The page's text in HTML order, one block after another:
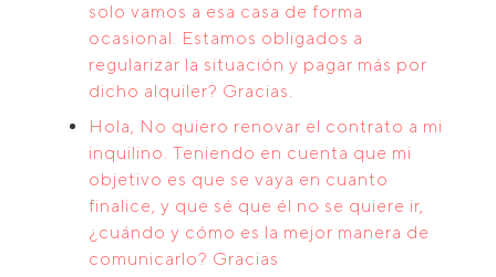
solo vamos a esa casa de forma
ocasional. Estamos obligados a
regularizar la situación y pagar más por
dicho alquiler? Gracias.
Hola, No quiero renovar el contrato a mi
inquilino. Teniendo en cuenta que mi
objetivo es que se vaya en cuanto
finalice, y que sé que él no se quiere ir,
¿cuándo y cómo es la mejor manera de
comunicarlo? Gracias